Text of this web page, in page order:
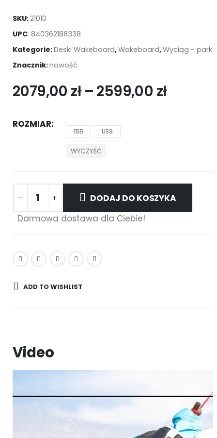
SKU:21010
UPC: 840362186338
Kategorie:Deski Wakeboard,Wakeboard,Wyciąg - park
Znacznik:nowość
2079,00 zł –2599,00 zł
ROZMIAR
155 US9
WYCZYŚĆ
DODAJ DO KOSZYKA
Darmowa dostawa dla Ciebie!
ADD TO WISHLIST
Video